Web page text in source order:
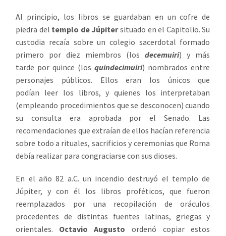
Al principio, los libros se guardaban en un cofre de
piedra del templo de Júpitersituado en el Capitolio. Su
custodia recaía sobre un colegio sacerdotal formado
primero por diez miembros (losdecemuiri) y más
tarde por quince (losquindecimuiri) nombrados entre
personajes públicos. Ellos eran los únicos que
podían leer los libros, y quienes los interpretaban
(empleando procedimientos que se desconocen) cuando
su consulta era aprobada por el Senado. Las
recomendaciones que extraían de ellos hacían referencia
sobre todo a rituales, sacrificios y ceremonias que Roma
debía realizar para congraciarse con sus dioses.
En el año 82 a.C. un incendio destruyó el templo de
Júpiter, y con él los libros proféticos, que fueron
reemplazados por una recopilación de oráculos
procedentes de distintas fuentes latinas, griegas y
orientales. Octavio Augusto ordenó copiar estos